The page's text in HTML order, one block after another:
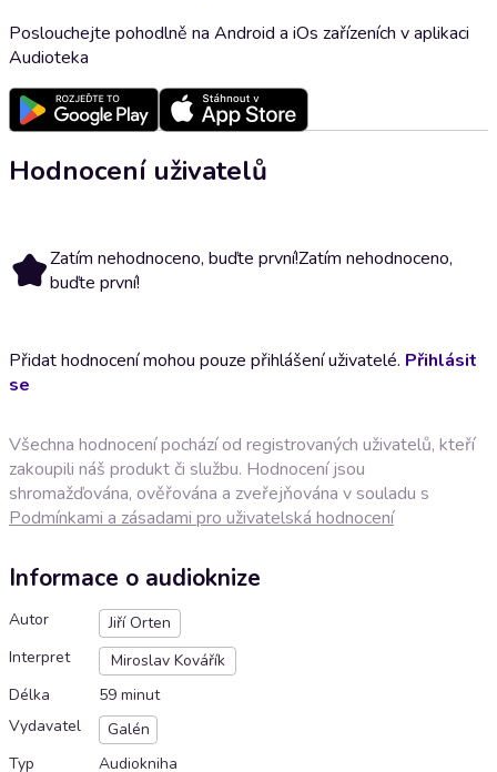
Poslouchejte pohodlně na Android a iOs zařízeních v aplikaci
Audioteka
Hodnocení uživatelů
Zatím nehodnoceno, buďte první!Zatím nehodnoceno,
buďte první!
Přidat hodnocení mohou pouze přihlášení uživatelé. Přihlásit
se
Všechna hodnocení pochází od registrovaných uživatelů, kteří
zakoupili náš produkt či službu. Hodnocení jsou
shromažďována, ověřována a zveřejňována v souladu s
Podmínkami a zásadami pro uživatelská hodnocení
Informace o audioknize
Autor
Jiří Orten
Interpret
Miroslav Kovářík
Délka
59 minut
Vydavatel
Galén
Typ
Audiokniha